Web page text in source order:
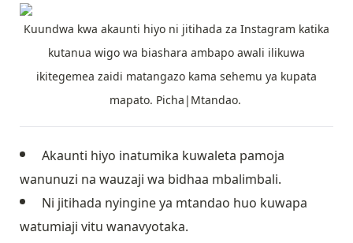
Kuundwa kwa akaunti hiyo ni jitihada za Instagram katika
kutanua wigo wa biashara ambapo awali ilikuwa
ikitegemea zaidi matangazo kama sehemu ya kupata
mapato. Picha|Mtandao.
Akaunti hiyo inatumika kuwaleta pamoja
wanunuzi na wauzaji wa bidhaa mbalimbali.
Ni jitihada nyingine ya mtandao huo kuwapa
watumiaji vitu wanavyotaka.